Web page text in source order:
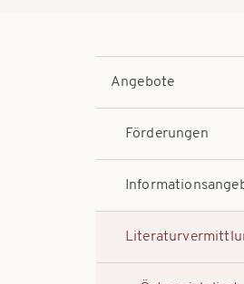
Angebote
Förderungen